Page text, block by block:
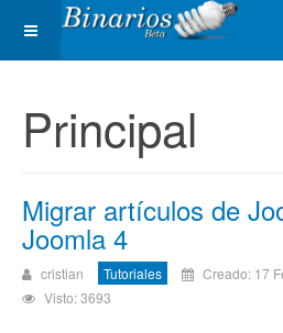
Principal
Migrar artículos de
Joomla 4
cristian Tutoriales
Creado: 17
Visto: 3693